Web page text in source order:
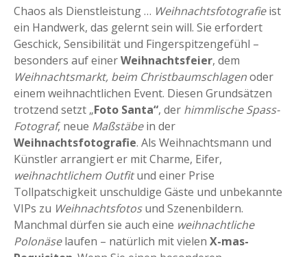
Chaos als Dienstleistung … Weihnachtsfotografieist
ein Handwerk, das gelernt sein will. Sie erfordert
Geschick, Sensibilität und Fingerspitzengefühl –
besonders auf einerWeihnachtsfeier, dem
Weihnachtsmarkt, beim Christbaumschlagenoder
einem weihnachtlichen Event. Diesen Grundsätzen
trotzend setzt „Foto Santa“, der himmlische Spass-
Fotograf, neue Maßstäbein der
Weihnachtsfotografie. Als Weihnachtsmann und
Künstler arrangiert er mit Charme, Eifer,
weihnachtlichem Outfitund einer Prise
Tollpatschigkeit unschuldige Gäste und unbekannte
VIPs zu Weihnachtsfotosund Szenenbildern.
Manchmal dürfen sie auch eine weihnachtliche
Polonäselaufen – natürlich mit vielen X-mas-